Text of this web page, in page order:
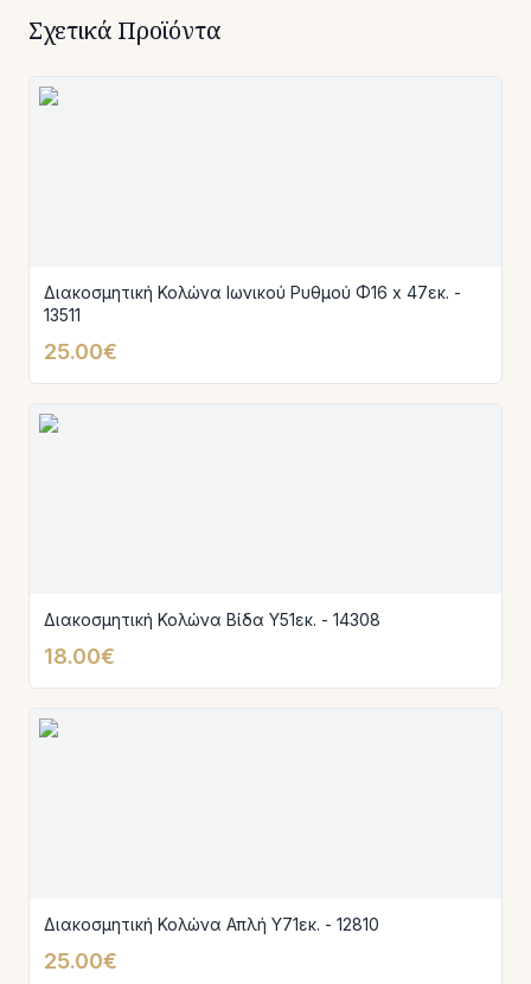
Σχετικά Προϊόντα
Διακοσμητική Κολώνα Ιωνικού Ρυθμού Φ16 x 47εκ. -
13511
25.00€
Διακοσμητική Κολώνα Βίδα Υ51εκ. - 14308
18.00€
Διακοσμητική Κολώνα Απλή Υ71εκ. - 12810
25.00€